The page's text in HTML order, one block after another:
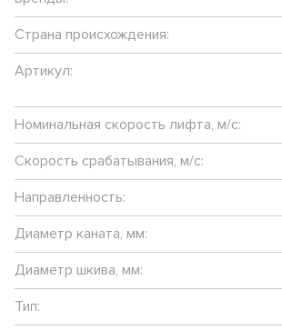
Страна происхождения:
Артикул:
Номинальная скорость лифта, м/с:
Скорость срабатывания, м/с:
Направленность:
Диаметр каната, мм:
Диаметр шкива, мм:
Тип: